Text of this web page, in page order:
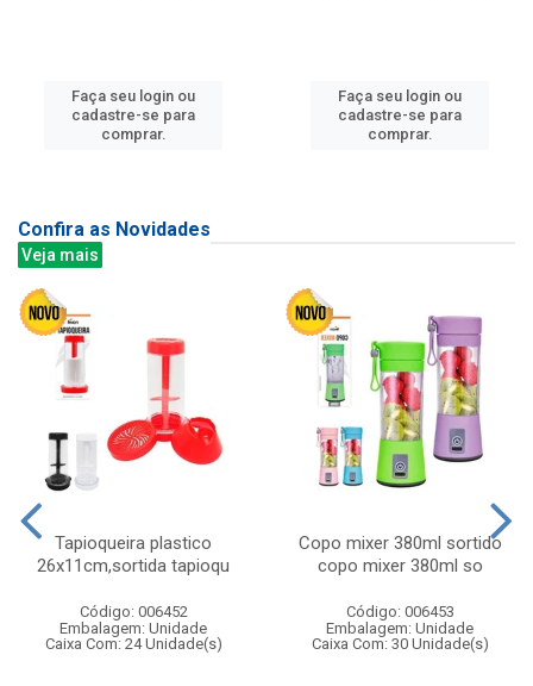
Faça seu login ou
cadastre-se para
comprar.
Faça seu login ou
cadastre-se para
comprar.
Confira as Novidades
Veja mais
Tapioqueira plastico
26x11cm,sortida tapioqu
Código: 006452
Embalagem: Unidade
Caixa Com: 24 Unidade(s)
Copo mixer 380ml sortido
copo mixer 380ml so
Código: 006453
Embalagem: Unidade
Caixa Com: 30 Unidade(s)